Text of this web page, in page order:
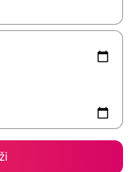
ćete ih pregledati